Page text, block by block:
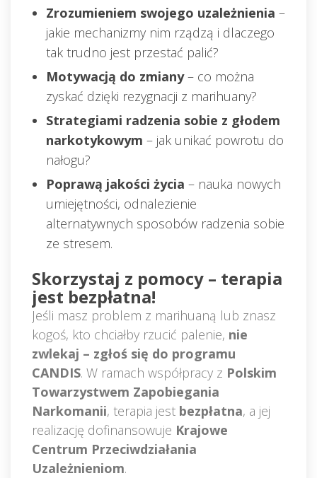
Zrozumieniem swojego uzależnienia –
jakie mechanizmy nim rządzą i dlaczego
tak trudno jest przestać palić?
Motywacją do zmiany – co można
zyskać dzięki rezygnacji z marihuany?
Strategiami radzenia sobie z głodem
narkotykowym – jak unikać powrotu do
nałogu?
Poprawą jakości życia – nauka nowych
umiejętności, odnalezienie
alternatywnych sposobów radzenia sobie
ze stresem.
Skorzystaj z pomocy – terapia
jest bezpłatna!
Jeśli masz problem z marihuaną lub znasz
kogoś, kto chciałby rzucić palenie, nie
zwlekaj – zgłoś się do programu
CANDIS. W ramach współpracy z Polskim
Towarzystwem Zapobiegania
Narkomanii, terapia jest bezpłatna, a jej
realizację dofinansowuje Krajowe
Centrum Przeciwdziałania
Uzależnieniom.